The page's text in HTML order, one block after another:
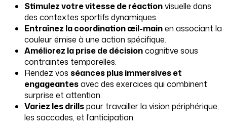
Stimulez votre vitesse de réactionvisuelle dans
des contextes sportifs dynamiques.
Entraînez la coordination œil-mainen associant la
couleur émise à une action spécifique.
Améliorez la prise de décisioncognitive sous
contraintes temporelles.
Rendez vos séances plus immersives et
engageantesavec des exercices qui combinent
surprise et attention.
Variez les drillspour travailler la vision périphérique,
les saccades, et l’anticipation.